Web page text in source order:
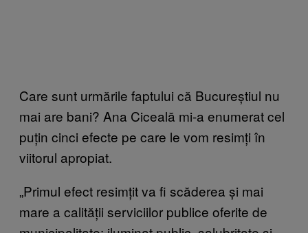
Care sunt urmările faptului că Bucureștiul nu
mai are bani? Ana Ciceală mi-a enumerat cel
puțin cinci efecte pe care le vom resimți în
viitorul apropiat.
„Primul efect resimțit va fi scăderea și mai
mare a calității serviciilor publice oferite de